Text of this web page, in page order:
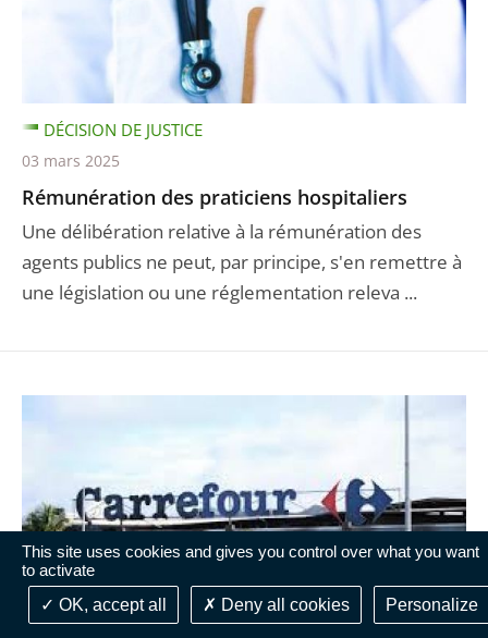
This site uses cookies and gives you control over what you want
to activate
OK, accept all
Deny all cookies Personalize
Rémunération des praticiens hospitaliers
Une délibération relative à la rémunération des
agents publics ne peut, par principe, s'en remettre à
une législation ou une réglementation releva ...
DÉCISION DE JUSTICE
03 mars 2025